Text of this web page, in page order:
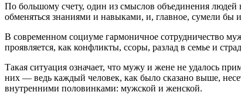
По большому счету, один из смыслов объединения
обменяться знаниями и навыками, и, главное, сумели бы
В современном социуме гармоничное сотрудничество
проявляется, как конфликты, ссоры, разлад в семье и
Такая ситуация означает, что мужу и жене не удалось
них — ведь каждый человек, как было сказано выше,
внутренними половинками: мужской и женской.